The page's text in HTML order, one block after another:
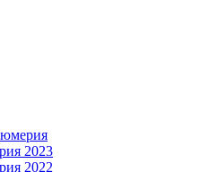
2023
2022